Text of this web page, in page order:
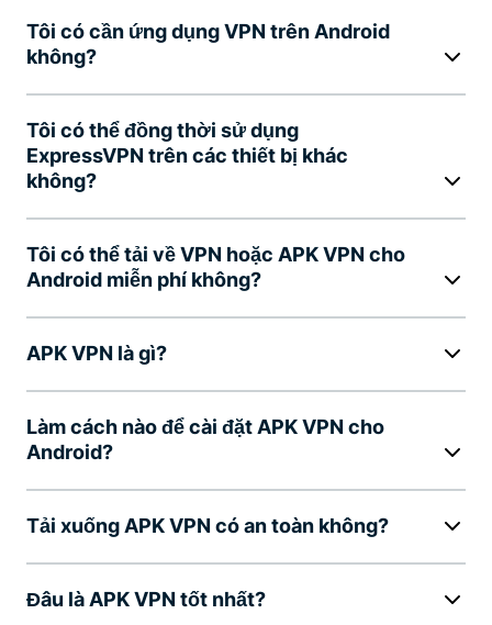
Tôi có cần ứng dụng VPN trên Android
không?
Tôi có thể đồng thời sử dụng
ExpressVPN trên các thiết bị khác
không?
Tôi có thể tải về VPN hoặc APK VPN cho
Android miễn phí không?
APK VPN là gì?
Làm cách nào để cài đặt APK VPN cho
Android?
Tải xuống APK VPN có an toàn không?
Đâu là APK VPN tốt nhất?